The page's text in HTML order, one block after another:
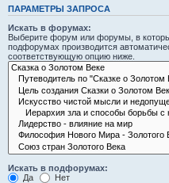
ПАРАМЕТРЫ ЗАПРОСА
Искать в форумах:
Выберите форум или форумы, в
подфорумах производится
соответствующую опцию ниже.
Искать в подфорумах:
Да
Нет